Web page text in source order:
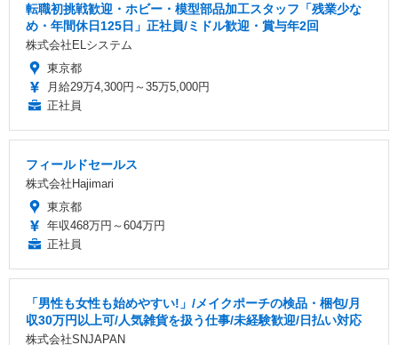
転職初挑戦歓迎・ホビー・模型部品加工スタッフ「残業少な
め・年間休日125日」正社員/ミドル歓迎・賞与年2回
株式会社ELシステム
東京都
月給29万4,300円～35万5,000円
正社員
フィールドセールス
株式会社Hajimari
東京都
年収468万円～604万円
正社員
「男性も女性も始めやすい!」/メイクポーチの検品・梱包/月
収30万円以上可/人気雑貨を扱う仕事/未経験歓迎/日払い対応
株式会社SNJAPAN